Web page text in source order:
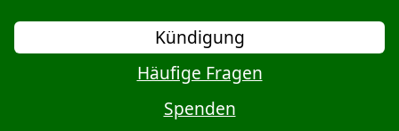
Kündigung
Häufige Fragen
Spenden